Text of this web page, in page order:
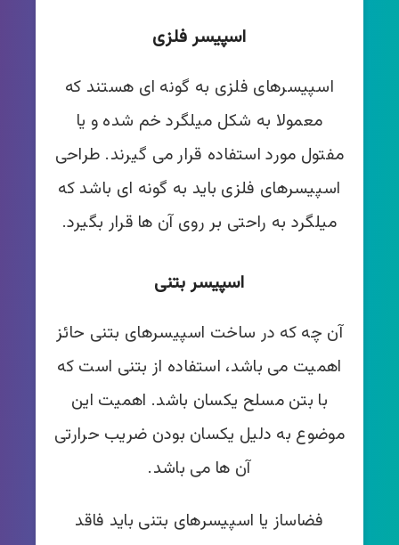
اسپیسر فلزی
اسپیسرهای فلزی به گونه ای هستند که
معمولا به شکل میلگرد خم شده و یا
مفتول مورد استفاده قرار می گیرند. طراحی
اسپیسرهای فلزی باید به گونه ای باشد که
میلگرد به راحتی بر روی آن ها قرار بگیرد.
اسپیسر بتنی
آن چه که در ساخت اسپیسرهای بتنی حائز
اهمیت می باشد، استفاده از بتنی است که
با بتن مسلح یکسان باشد. اهمیت این
موضوع به دلیل یکسان بودن ضریب حرارتی
آن ها می باشد.
فضاساز یا اسپیسرهای بتنی باید فاقد